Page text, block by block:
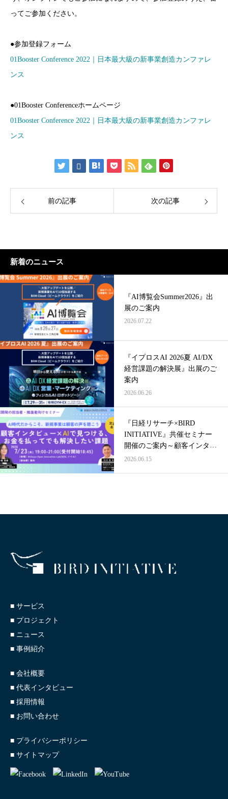
ってご参加ください。
●参加登録フォーム
01Booster Conference 2022｜日本最大級の新事業創造カンファレ
ンス
●01Booster Conferenceホームページ
01Booster Conference 2022｜日本最大級の新事業創造カンファレ
ンス
前の記事 次の記事
新着のニュース
『AI博覧会Summer2026』出
展のご案内
2026.07.22
『イプロスAI 2026夏 AI/DX
経営課題の解決展』出展のご
案内
2026.06.26
『日経リサーチ×BIRD
INITIATIVE』共催セミナー
開催のご案内～顧客インタビ
ュー×AIで見つける、お金を
2026.06.15
■ サービス
■ プロジェクト
■ ニュース
■ 事例紹介
■ 会社概要
■ 代表インタビュー
■ 採用情報
■ お問い合わせ
■ プライバシーポリシー
■ サイトマップ